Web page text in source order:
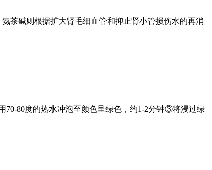
茶碱则根据扩大肾毛细血管和抑止肾小管损伤水的再消
80度的热水冲泡至颜色呈绿色，约1-2分钟③将浸过绿